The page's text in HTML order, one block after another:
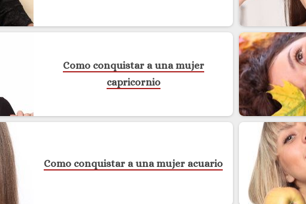
Como conquistar a una mujer
capricornio
Como conquistar a una mujer acuario